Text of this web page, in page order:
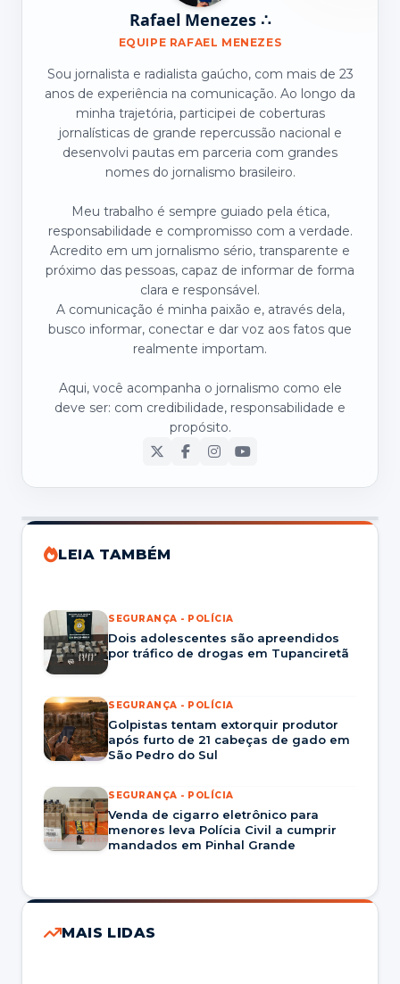
Rafael Menezes ∴
EQUIPE RAFAEL MENEZES
Sou jornalista e radialista gaúcho, com mais de 23
anos de experiência na comunicação. Ao longo da
minha trajetória, participei de coberturas
jornalísticas de grande repercussão nacional e
desenvolvi pautas em parceria com grandes
nomes do jornalismo brasileiro.
Meu trabalho é sempre guiado pela ética,
responsabilidade e compromisso com a verdade.
Acredito em um jornalismo sério, transparente e
próximo das pessoas, capaz de informar de forma
clara e responsável.
A comunicação é minha paixão e, através dela,
busco informar, conectar e dar voz aos fatos que
realmente importam.
Aqui, você acompanha o jornalismo como ele
deve ser: com credibilidade, responsabilidade e
propósito.
LEIA TAMBÉM
SEGURANÇA - POLÍCIA
Dois adolescentes são apreendidos
por tráfico de drogas em Tupanciretã
SEGURANÇA - POLÍCIA
Golpistas tentam extorquir produtor
após furto de 21 cabeças de gado em
São Pedro do Sul
SEGURANÇA - POLÍCIA
Venda de cigarro eletrônico para
menores leva Polícia Civil a cumprir
mandados em Pinhal Grande
MAIS LIDAS